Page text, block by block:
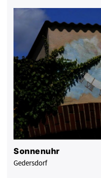
Sonnenuhr
Gedersdorf